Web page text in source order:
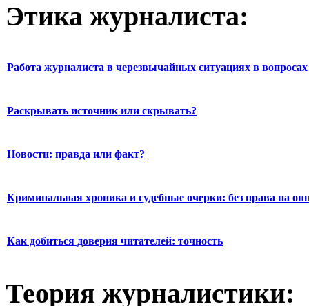
Этика журналиста:
Работа журналиста в черезвычайных ситуациях в вопросах
Раскрывать источник или скрывать?
Новости: правда или факт?
Криминальная хроника и судебные очерки: без права на
Как добиться доверия читателей: точность
Теория журналистики: